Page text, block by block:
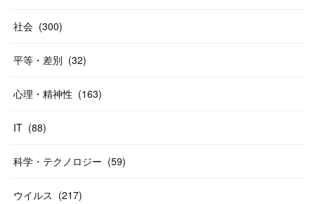
社会 (300)
平等・差別 (32)
心理・精神性 (163)
IT (88)
科学・テクノロジー (59)
ウイルス (217)